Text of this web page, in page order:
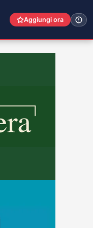
Aggiungi ora